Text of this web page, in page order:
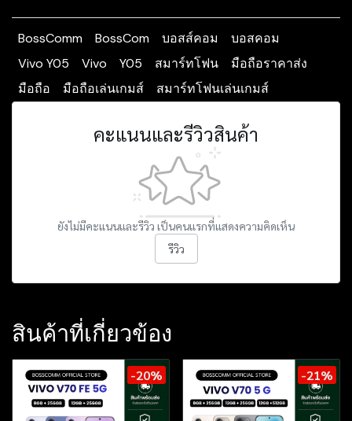
BossComm BossCom บอสส์คอม
บอสคอม
Vivo Y05
Vivo Y05 สมาร์ทโฟน
มือถือราคาส่ง
มือถือ
มือถือเล่นเกมส์ สมาร์ทโฟนเล่นเกมส์
คะแนนและรีวิวสินค้า
ยังไม่มีคะแนนและรีวิว เป็นคนแรกที่แสดงความคิดเห็น
รีวิว
สินค้าที่เกี่ยวข้อง
-20% -21%